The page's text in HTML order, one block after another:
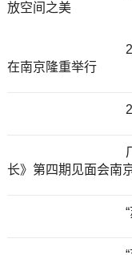
放空间之美
在南京隆重举行
长》第四期见面会南